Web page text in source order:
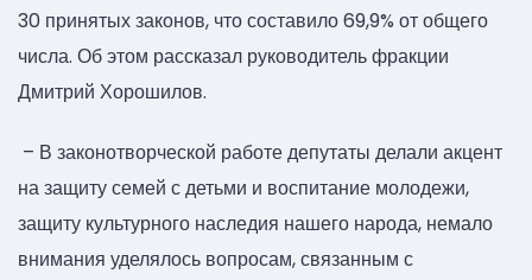
30 принятых законов, что составило 69,9% от общего
числа. Об этом рассказал руководитель фракции
Дмитрий Хорошилов.
– В законотворческой работе депутаты делали акцент
на защиту семей с детьми и воспитание молодежи,
защиту культурного наследия нашего народа, немало
внимания уделялось вопросам, связанным с